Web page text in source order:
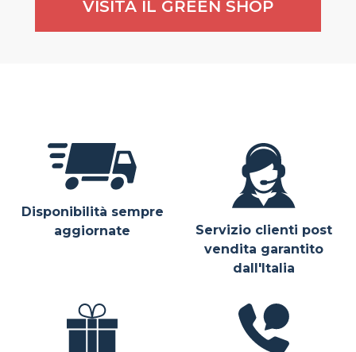
VISITA IL GREEN SHOP
Disponibilità sempre
aggiornate
Servizio clienti post
vendita garantito
dall'Italia